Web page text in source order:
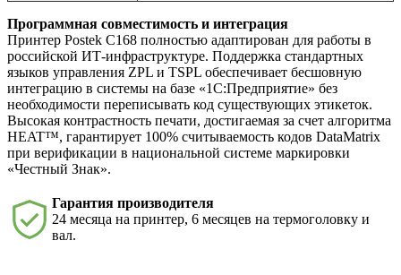
Программная совместимость и интеграция
Принтер Postek C168 полностью адаптирован для работы в
российской ИТ-инфраструктуре. Поддержка стандартных
языков управления ZPL и TSPL обеспечивает бесшовную
интеграцию в системы на базе «1С:Предприятие» без
необходимости переписывать код существующих этикеток.
Высокая контрастность печати, достигаемая за счет алгоритма
HEAT™, гарантирует 100% считываемость кодов DataMatrix
при верификации в национальной системе маркировки
«Честный Знак».
Гарантия производителя
24 месяца на принтер, 6 месяцев на термоголовку и
вал.